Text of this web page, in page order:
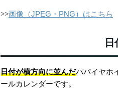
>>画像（JPEG・PNG）はこちら
日付が横方向に並んだパパイヤホ
ールカレンダーです。